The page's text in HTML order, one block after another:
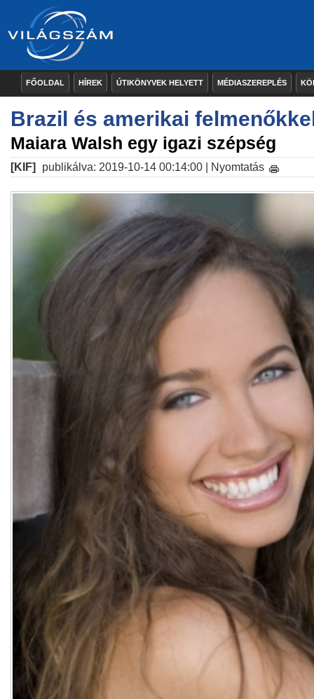
FŐOLDAL HÍREK ÚTIKÖNYVEK HELYETT MÉDIASZEREPLÉS
Brazil és amerikai
Maiara Walsh egy igazi szépség
[KIF] publikálva: 2019-10-14 00:14:00 | Nyomtatás